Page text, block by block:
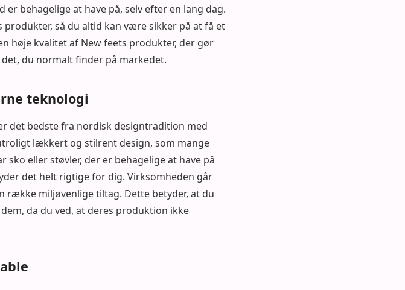
behagelige at have på, selv efter en lang dag.
så du altid kan være sikker på at få et
høje kvalitet af New feets produkter, der gør
du normalt finder på markedet.
teknologi
det bedste fra nordisk designtradition med
lækkert og stilrent design, som mange
eller støvler, der er behagelige at have på
det helt rigtige for dig. Virksomheden går
miljøvenlige tiltag. Dette betyder, at du
da du ved, at deres produktion ikke